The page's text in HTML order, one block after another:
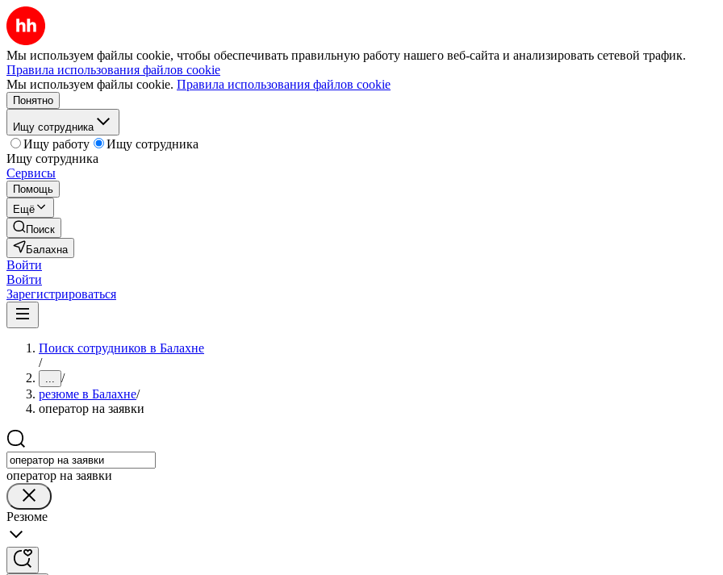
Мы используем файлы cookie, чтобы обеспечивать правильную работу нашего веб-сайта и анализировать сетевой трафик.
Правила использования файлов cookie
Мы используем файлы cookie. Правила использования файлов cookie
Понятно
Ищу сотрудника
Ищу работу
Ищу сотрудника
Ищу сотрудника
Сервисы
Помощь
Ещё
Поиск
Балахна
Войти
Войти
Зарегистрироваться
Поиск сотрудников в Балахне
/
... /
резюме в Балахне/
оператор на заявки
оператор на заявки
Резюме